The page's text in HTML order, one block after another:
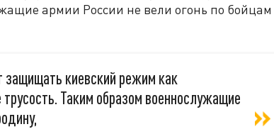
армии России не вели огонь по бойцам
защищать киевский режим как
Таким образом военнослужащие